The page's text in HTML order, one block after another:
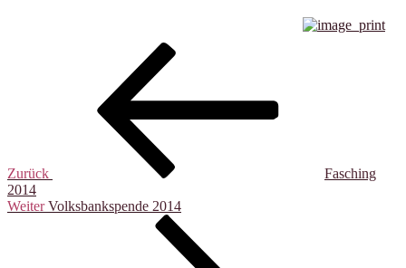
Beitragsnavigation
Zurück
Fasching
2014
Nächster
Weiter Volksbankspende 2014